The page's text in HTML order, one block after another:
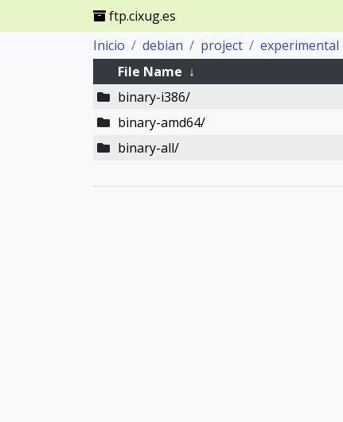
ftp.cixug.es
Inicio
debian project experimental
File Name ↓
binary-i386/
binary-amd64/
binary-all/